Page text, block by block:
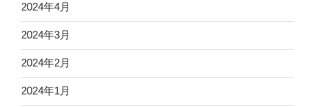
2024年4月
2024年3月
2024年2月
2024年1月